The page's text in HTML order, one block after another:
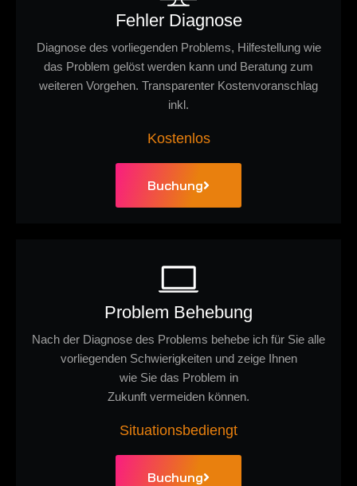
Fehler Diagnose
Diagnose des vorliegenden Problems, Hilfestellung wie
das Problem gelöst werden kann und Beratung zum
weiteren Vorgehen. Transparenter Kostenvoranschlag
inkl.
Kostenlos
Buchung
Problem Behebung
Nach der Diagnose des Problems behebe ich für Sie alle
vorliegenden Schwierigkeiten und zeige Ihnen
wie Sie das Problem in
Zukunft vermeiden können.
Situationsbediengt
Buchung